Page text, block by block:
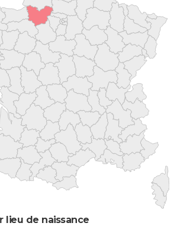
lieu de naissance